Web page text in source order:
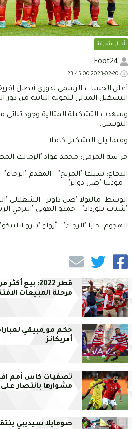
أخبار متفرقة
أعلن الحساب الرسمي لدوري أبطال
التشكيل المثالي للجولة الثانية من
وشهدت التشكيلة المثالية وجود ثنائي
التونسي.
وفيما يلي التشكيل كاملا:
حراسة المرمى: محمد عواد "الزمالك
الدفاع: سيلفا "المريخ" – المقدم
– موديبا "صن دوانز"
الوسط: ماليولا "صن داونز – الشعلالي
"شباب بلوزداد" – حمدو الهوني "الترجي
الهجوم: خابا "الرجاء" – أزولو "بترو
مرحلة المبيعات
حكم موزمبيقي
أفريكانز
تصفيات كأس أمم
مشوارها بانتصار على
صومايلا سيديبي